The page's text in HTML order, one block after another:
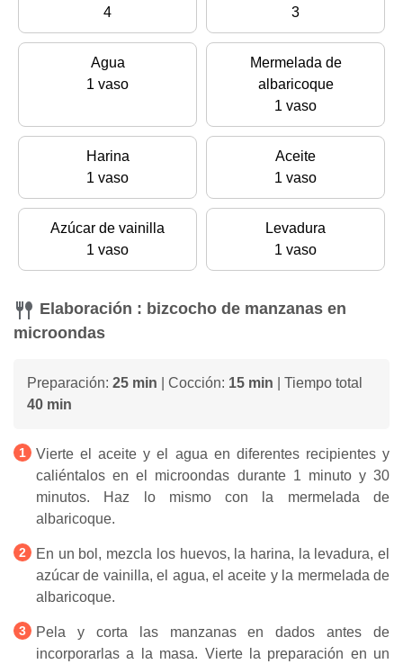
4
3
Agua
1 vaso
Mermelada de
albaricoque
1 vaso
Harina
1 vaso
Aceite
1 vaso
Azúcar de vainilla
1 vaso
Levadura
1 vaso
Elaboración : bizcocho de manzanas en
microondas
Preparación: 25 min | Cocción: 15 min | Tiempo total
40 min
Vierte el aceite y el agua en diferentes recipientes y
caliéntalos en el microondas durante 1 minuto y 30
minutos. Haz lo mismo con la mermelada de
albaricoque.
En un bol, mezcla los huevos, la harina, la levadura, el
azúcar de vainilla, el agua, el aceite y la mermelada de
albaricoque.
Pela y corta las manzanas en dados antes de
incorporarlas a la masa. Vierte la preparación en un